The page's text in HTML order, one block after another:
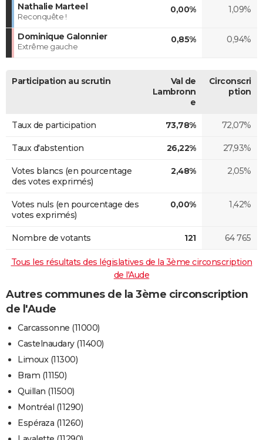
Nathalie Marteel
Reconquête !
0,00% 1,09%
Dominique Galonnier
Extrême gauche
0,85% 0,94%
Participation au scrutin
Val de
Lambronn
e
Circonscri
ption
Taux de participation 73,78% 72,07%
Taux d'abstention 26,22% 27,93%
Votes blancs (en pourcentage
des votes exprimés)
2,48% 2,05%
Votes nuls (en pourcentage des
votes exprimés)
0,00% 1,42%
Nombre de votants 121 64 765
Tous les résultats des législatives de la 3ème circonscription
de l'Aude
Autres communes de la 3ème circonscription
de l'Aude
Carcassonne (11000)
Castelnaudary (11400)
Limoux (11300)
Bram (11150)
Quillan (11500)
Montréal (11290)
Espéraza (11260)